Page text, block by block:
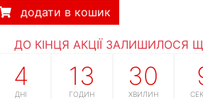
додати в кошик
ДО КІНЦЯ АКЦІЇ ЗАЛИШИЛОСЯ
4
ДНІ
13
ГОДИН
30
ХВИЛИН